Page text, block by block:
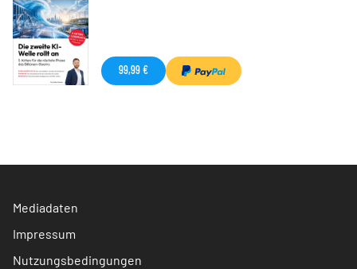
99,99 €
Mediadaten
Impressum
Nutzungsbedingungen